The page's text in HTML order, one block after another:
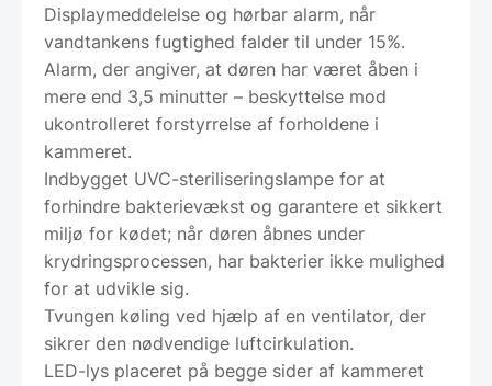
Displaymeddelelse og hørbar alarm, når
vandtankens fugtighed falder til under 15%.
Alarm, der angiver, at døren har været åben i
mere end 3,5 minutter – beskyttelse mod
ukontrolleret forstyrrelse af forholdene i
kammeret.
Indbygget UVC-steriliseringslampe for at
forhindre bakterievækst og garantere et sikkert
miljø for kødet; når døren åbnes under
krydringsprocessen, har bakterier ikke mulighed
for at udvikle sig.
Tvungen køling ved hjælp af en ventilator, der
sikrer den nødvendige luftcirkulation.
LED-lys placeret på begge sider af kammeret